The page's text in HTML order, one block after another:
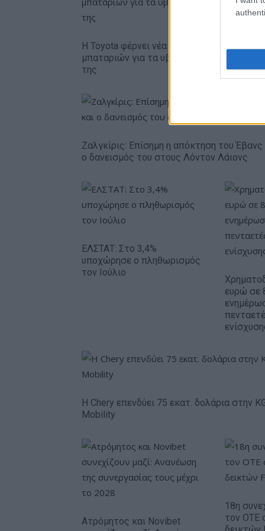
Η Toyota φέρνει νέα γενιά
μπαταριών για τα υβριδικά
της
Σε
Ζαλγκίρις: Επίσημη η απόκτηση του Έβανς
ο δανεισμός του στους Λόντον Λάιονς
ΕΛΣΤΑΤ: Στο 3,4%
υποχώρησε ο πληθωρισμός
τον Ιούλιο
ευρώ σε
Η Chery επενδύει 75 εκατ. δολάρια στην
Mobility
Ατρόμητος και Novibet
18η
τον ΟΤΕ